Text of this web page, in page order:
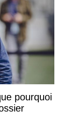
pourquoi